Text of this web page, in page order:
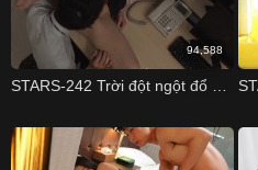
STARS-242 Trời đột ngột đổ mưa, tôi bị mắc kẹt tại công ty cùng với cô đồng nghiệp xinh đẹp Suzu Honjo
94,588